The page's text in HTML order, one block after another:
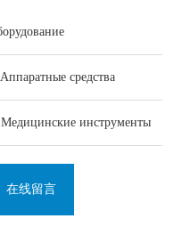
средства
инструменты
在线留言